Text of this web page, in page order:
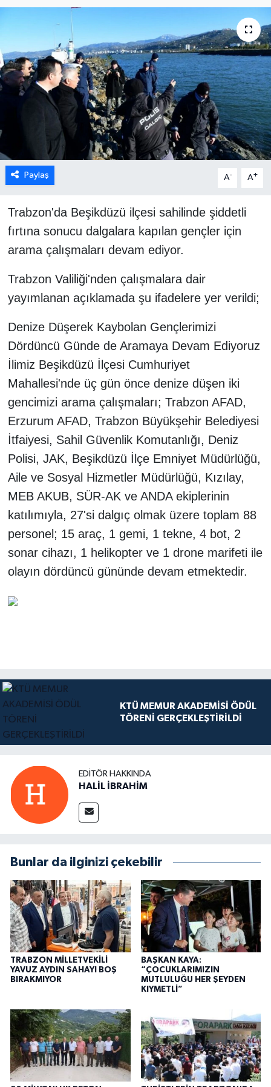
Paylaş A- A+
Trabzon'da Beşikdüzü ilçesi sahilinde şiddetli
fırtına sonucu dalgalara kapılan gençler için
arama çalışmaları devam ediyor.
Trabzon Valiliği'nden çalışmalara dair
yayımlanan açıklamada şu ifadelere yer verildi;
Denize Düşerek Kaybolan Gençlerimizi
Dördüncü Günde de Aramaya Devam Ediyoruz
İlimiz Beşikdüzü İlçesi Cumhuriyet
Mahallesi'nde üç gün önce denize düşen iki
gencimizi arama çalışmaları; Trabzon AFAD,
Erzurum AFAD, Trabzon Büyükşehir Belediyesi
İtfaiyesi, Sahil Güvenlik Komutanlığı, Deniz
Polisi, JAK, Beşikdüzü İlçe Emniyet Müdürlüğü,
Aile ve Sosyal Hizmetler Müdürlüğü, Kızılay,
MEB AKUB, SÜR-AK ve ANDA ekiplerinin
katılımıyla, 27'si dalgıç olmak üzere toplam 88
personel; 15 araç, 1 gemi, 1 tekne, 4 bot, 2
sonar cihazı, 1 helikopter ve 1 drone marifeti ile
olayın dördüncü gününde devam etmektedir.
KTÜ MEMUR AKADEMİSİ ÖDÜL
TÖRENİ GERÇEKLEŞTİRİLDİ
EDITÖR HAKKINDA
HALİL İBRAHİM
Bunlar da ilginizi çekebilir
TRABZON MİLLETVEKİLİ
YAVUZ AYDIN SAHAYI BOŞ
BIRAKMIYOR
BAŞKAN KAYA:
“ÇOCUKLARIMIZIN
MUTLULUĞU HER ŞEYDEN
KIYMETLİ”